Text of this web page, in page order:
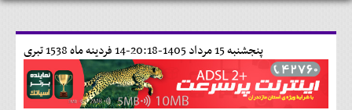
14 فردينه ماه 1538 تبری پنجشنبه 15 مرداد 1405-20:18-